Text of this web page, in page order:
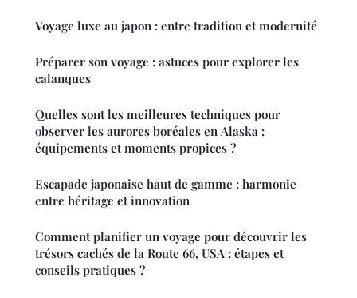
Voyage luxe au japon : entre tradition et modernité
Préparer son voyage : astuces pour explorer les
calanques
Quelles sont les meilleures techniques pour
observer les aurores boréales en Alaska :
équipements et moments propices ?
Escapade japonaise haut de gamme : harmonie
entre héritage et innovation
Comment planifier un voyage pour découvrir les
trésors cachés de la Route 66, USA : étapes et
conseils pratiques ?